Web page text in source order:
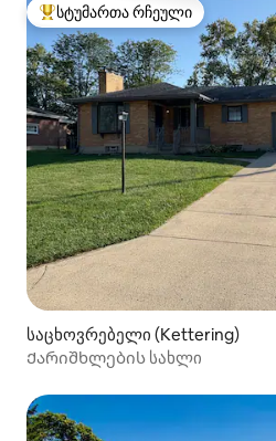
სტუმართა რჩეული მოწინავე
სტუმართა რჩეული
საცხოვრებელი (Kettering)
Ქარიშხლების სახლი